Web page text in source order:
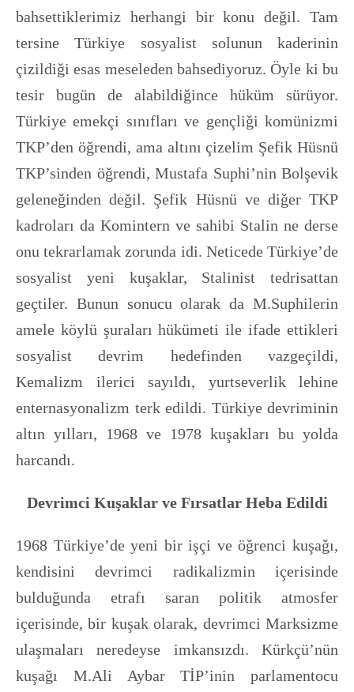
bahsettiklerimiz herhangi bir konu değil. Tam
tersine Türkiye sosyalist solunun kaderinin
çizildiği esas meseleden bahsediyoruz. Öyle ki bu
tesir bugün de alabildiğince hüküm sürüyor.
Türkiye emekçi sınıfları ve gençliği komünizmi
TKP’den öğrendi, ama altını çizelim Şefik Hüsnü
TKP’sinden öğrendi, Mustafa Suphi’nin Bolşevik
geleneğinden değil. Şefik Hüsnü ve diğer TKP
kadroları da Komintern ve sahibi Stalin ne derse
onu tekrarlamak zorunda idi. Neticede Türkiye’de
sosyalist yeni kuşaklar, Stalinist tedrisattan
geçtiler. Bunun sonucu olarak da M.Suphilerin
amele köylü şuraları hükümeti ile ifade ettikleri
sosyalist devrim hedefinden vazgeçildi,
Kemalizm ilerici sayıldı, yurtseverlik lehine
enternasyonalizm terk edildi. Türkiye devriminin
altın yılları, 1968 ve 1978 kuşakları bu yolda
harcandı.
Devrimci Kuşaklar ve Fırsatlar Heba Edildi
1968 Türkiye’de yeni bir işçi ve öğrenci kuşağı,
kendisini devrimci radikalizmin içerisinde
bulduğunda etrafı saran politik atmosfer
içerisinde, bir kuşak olarak, devrimci Marksizme
ulaşmaları neredeyse imkansızdı. Kürkçü’nün
kuşağı M.Ali Aybar TİP’inin parlamentocu